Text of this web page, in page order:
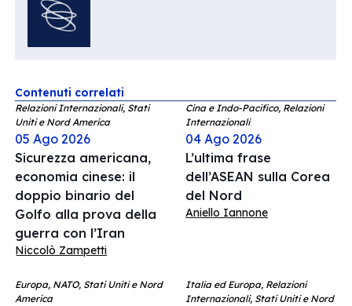
Contenuti correlati
Relazioni Internazionali, Stati
Uniti e Nord America
05 Ago 2026
Sicurezza americana,
economia cinese: il
doppio binario del
Golfo alla prova della
guerra con l’Iran
Niccolò Zampetti
Cina e Indo-Pacifico, Relazioni
Internazionali
04 Ago 2026
L’ultima frase
dell’ASEAN sulla Corea
del Nord
Aniello Iannone
Europa, NATO, Stati Uniti e Nord
America
Italia ed Europa, Relazioni
Internazionali, Stati Uniti e Nord